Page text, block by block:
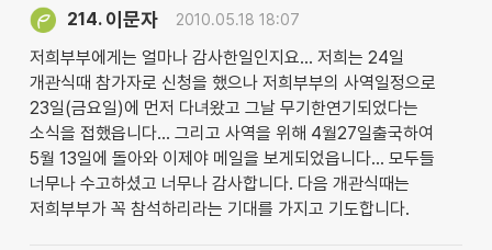
214. 이문자 2010.05.18 18:07
저희부부에게는 얼마나 감사한일인지요... 저희는 24일
개관식때 참가자로 신청을 했으나 저희부부의 사역일정으로
23일(금요일)에 먼저 다녀왔고 그날 무기한연기되었다는
소식을 접했읍니다... 그리고 사역을 위해 4월27일출국하여
5월 13일에 돌아와 이제야 메일을 보게되었읍니다... 모두들
너무나 수고하셨고 너무나 감사합니다. 다음 개관식때는
저희부부가 꼭 참석하리라는 기대를 가지고 기도합니다.